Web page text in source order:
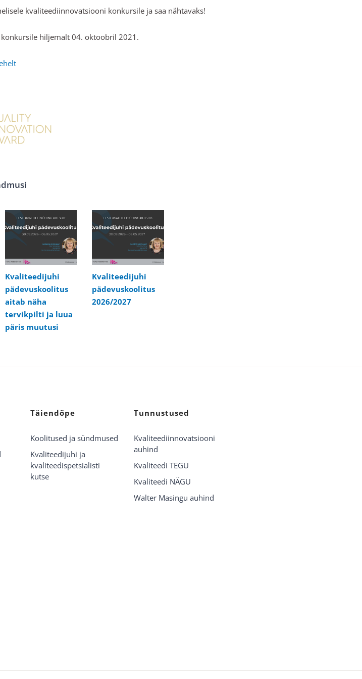
kvaliteediinnovatsiooni konkursile ja saa nähtavaks!
hiljemalt 04. oktoobril 2021.
Kvaliteedijuhi
pädevuskoolitus
aitab näha
tervikpilti ja luua
päris muutusi
Kvaliteedijuhi
pädevuskoolitus
2026/2027
Täiendõpe
Koolitused ja sündmused
Kvaliteedijuhi ja
kvaliteedispetsialisti
kutse
Tunnustused
Kvaliteediinnovatsiooni
auhind
Kvaliteedi TEGU
Kvaliteedi NÄGU
Walter Masingu auhind